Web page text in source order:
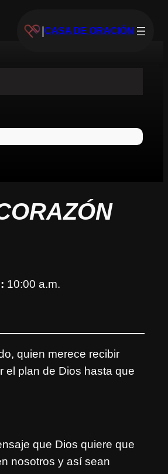
CASA DE ORACIÓN
10:00 a.m.
quien merece recibir
el plan de Dios hasta que
que Dios quiere que
nosotros y así sean